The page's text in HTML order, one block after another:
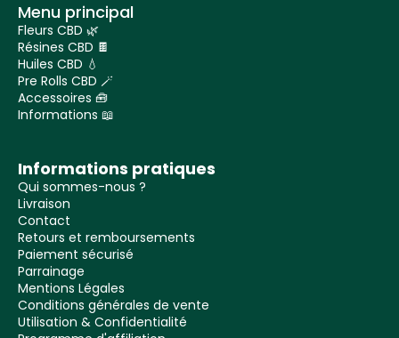
Menu principal
Fleurs CBD 🌿
Résines CBD 🍫
Huiles CBD 💧
Pre Rolls CBD 🪄
Accessoires 🧰
Informations 📖
Informations pratiques
Qui sommes-nous ?
Livraison
Contact
Retours et remboursements
Paiement sécurisé
Parrainage
Mentions Légales
Conditions générales de vente
Utilisation & Confidentialité